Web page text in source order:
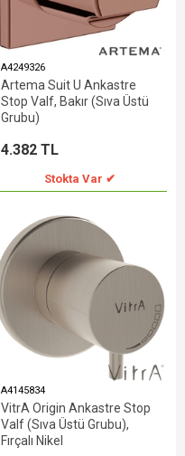
A4249326
Artema Suit U Ankastre
Stop Valf, Bakır (Sıva Üstü
Grubu)
4.382 TL
Stokta Var ✔
A4145834
VitrA Origin Ankastre Stop
Valf (Sıva Üstü Grubu),
Fırçalı Nikel